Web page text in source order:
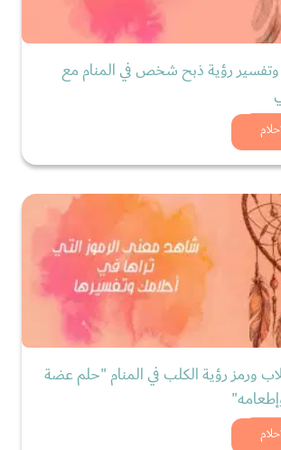
وتفسير رؤية ذبح شخص في المنام مع
ورمز رؤية الكلب في المنام "حلم عضة